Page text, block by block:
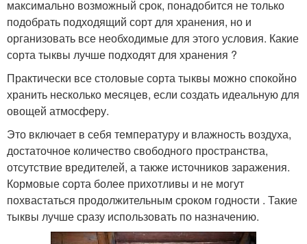
максимально возможный срок, понадобится не только
подобрать подходящий сорт для хранения, но и
организовать все необходимые для этого условия. Какие
сорта тыквы лучше подходят для хранения ?
Практически все столовые сорта тыквы можно спокойно
хранить несколько месяцев, если создать идеальную для
овощей атмосферу.
Это включает в себя температуру и влажность воздуха,
достаточное количество свободного пространства,
отсутствие вредителей, а также источников заражения.
Кормовые сорта более прихотливы и не могут
похвастаться продолжительным сроком годности . Такие
тыквы лучше сразу использовать по назначению.